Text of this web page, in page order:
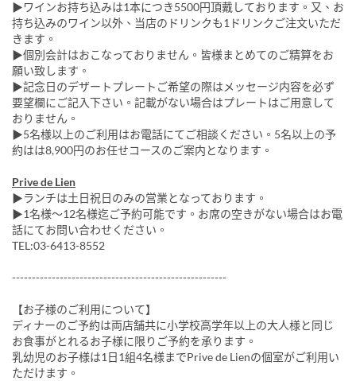
▶ワインお持ち込みは1本につき5500円頂戴しております。又、お
持ち込みのワイン以外、当店のドリンクも1ドリンクご注文いただ
きます。
▶個別会計はおこなっておりません。皆様まとめてのご精算をお
願い致します。
▶記念日のデザートプレートご希望の際はメッセージ内容を必ず
要望欄にご記入下さい。記載がない場合はプレートはご用意して
おりません。
▶5名様以上のご利用はお電話にてご相談ください。5名以上の予
約はは8,900円のお任せコースのご案内となります。
Prive de Lien
▶ランチは土日祝日のみの営業となっております。
▶1名様～12名様迄ご予約可能です。お席の空きがない場合はお電
話にてお問い合わせください。
TEL:03-6413-8552
------------------------------------------------------
【お子様のご利用について】
ディナーのご予約は両店舗共に小学校高学年以上の大人様と同じ
お食事がとれるお子様に限りご予約を承ります。
乳幼児のお子様は1日1組4名様までPrive de Lienの個室がご利用い
ただけます。